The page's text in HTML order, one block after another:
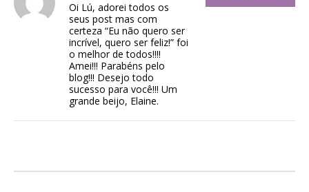
Oi Lú, adorei todos os
seus post mas com
certeza “Eu não quero ser
incrível, quero ser feliz!” foi
o melhor de todos!!!!
Amei!!! Parabéns pelo
blog!!! Desejo todo
sucesso para você!!! Um
grande beijo, Elaine.